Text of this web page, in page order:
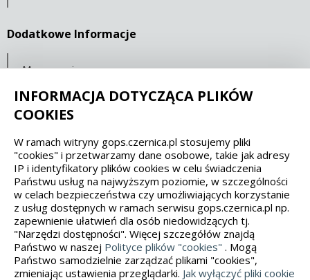
Dodatkowe Informacje
Mapa serwisu
Statystyki oglądalności
Spełniamy standardy dostępności oraz W3C
WCAG 2.1 SECTION 508 EAA/EN 301549
IS 5568
INFORMACJA DOTYCZĄCA PLIKÓW
COOKIES
W ramach witryny gops.czernica.pl stosujemy pliki
"cookies" i przetwarzamy dane osobowe, takie jak adresy
IP i identyfikatory plików cookies w celu świadczenia
Państwu usług na najwyższym poziomie, w szczególności
w celach bezpieczeństwa czy umożliwiających korzystanie
z usług dostępnych w ramach serwisu gops.czernica.pl np.
zapewnienie ułatwień dla osób niedowidzących tj.
"Narzędzi dostępności". Więcej szczegółów znajdą
Państwo w naszej Polityce plików "cookies" . Mogą
Państwo samodzielnie zarządzać plikami "cookies",
zmieniając ustawienia przeglądarki. Jak wyłączyć pliki cookie